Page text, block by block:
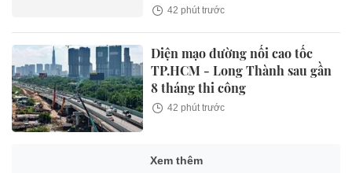
42 phút trước
Diện mạo đường nối cao tốc
TP.HCM - Long Thành sau gần
8 tháng thi công
42 phút trước
Xem thêm